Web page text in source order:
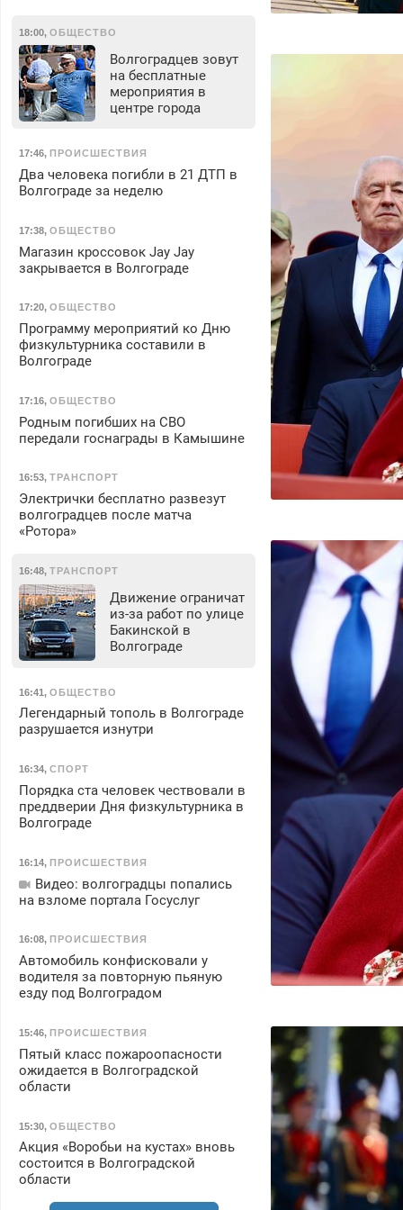
18:00, ОБЩЕСТВО
Волгоградцев зовут
на бесплатные
мероприятия в
центре города
17:46, ПРОИСШЕСТВИЯ
Два человека погибли в 21 ДТП в
Волгограде за неделю
17:38, ОБЩЕСТВО
Магазин кроссовок Jay Jay
закрывается в Волгограде
17:20, ОБЩЕСТВО
Программу мероприятий ко Дню
физкультурника составили в
Волгограде
17:16, ОБЩЕСТВО
Родным погибших на СВО
передали госнаграды в Камышине
16:53, ТРАНСПОРТ
Электрички бесплатно развезут
волгоградцев после матча
«Ротора»
16:48, ТРАНСПОРТ
Движение ограничат
из-за работ по улице
Бакинской в
Волгограде
16:41, ОБЩЕСТВО
Легендарный тополь в Волгограде
разрушается изнутри
16:34, СПОРТ
Порядка ста человек чествовали в
преддверии Дня физкультурника в
Волгограде
16:14, ПРОИСШЕСТВИЯ
Видео: волгоградцы попались
на взломе портала Госуслуг
16:08, ПРОИСШЕСТВИЯ
Автомобиль конфисковали у
водителя за повторную пьяную
езду под Волгоградом
15:46, ПРОИСШЕСТВИЯ
Пятый класс пожароопасности
ожидается в Волгоградской
области
15:30, ОБЩЕСТВО
Акция «Воробьи на кустах» вновь
состоится в Волгоградской
области